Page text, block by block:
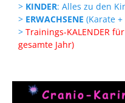
> KINDER: Alles zu den
> ERWACHSENE (Karate
> Trainings-KALENDER
gesamte Jahr)